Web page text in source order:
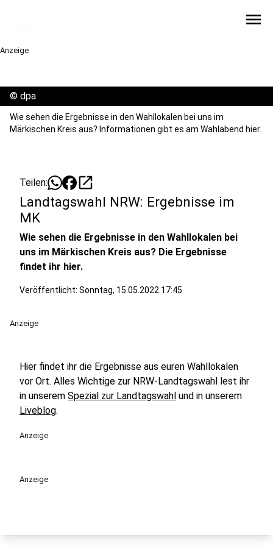
menu
Anzeige
© dpa
Wie sehen die Ergebnisse in den Wahllokalen bei uns im
Märkischen Kreis aus? Informationen gibt es am Wahlabend hier.
Teilen: open_in_new
Landtagswahl NRW: Ergebnisse im
MK
Wie sehen die Ergebnisse in den Wahllokalen bei
uns im Märkischen Kreis aus? Die Ergebnisse
findet ihr hier.
Veröffentlicht: Sonntag, 15.05.2022 17:45
Anzeige
Hier findet ihr die Ergebnisse aus euren Wahllokalen
vor Ort. Alles Wichtige zur NRW-Landtagswahl lest ihr
in unserem Spezial zur Landtagswahl und in unserem
Liveblog.
Anzeige
Anzeige